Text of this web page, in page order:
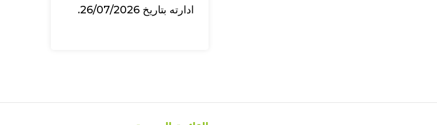
ادارته بتاريخ 26/07/2026.